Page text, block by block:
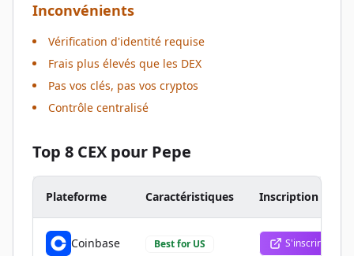
Inconvénients
Vérification d'identité requise
Frais plus élevés que les DEX
Pas vos clés, pas vos cryptos
Contrôle centralisé
Top 8 CEX pour Pepe
Plateforme Caractéristiques Inscription
Coinbase Best for US S'inscrire